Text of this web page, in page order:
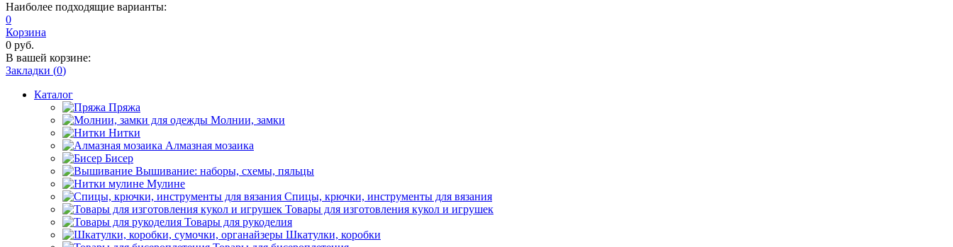
Наиболее подходящие варианты:
0
Корзина
0 руб.
В вашей корзине:
Закладки (0)
Каталог
Пряжа
Молнии, замки
Нитки
Алмазная мозаика
Бисер
Вышивание: наборы, схемы, пяльцы
Мулине
Спицы, крючки, инструменты для вязания
Товары для изготовления кукол и игрушек
Товары для рукоделия
Шкатулки, коробки